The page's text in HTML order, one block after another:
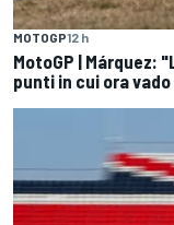
MOTOGP12 h
MotoGP | Márquez:
punti in cui ora